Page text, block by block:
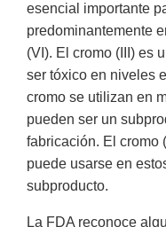
esencial importante
predominantemente
(VI). El cromo (III) es
ser tóxico en niveles
cromo se utilizan en
pueden ser un
fabricación. El cromo
puede usarse en
subproducto.
La FDA reconoce